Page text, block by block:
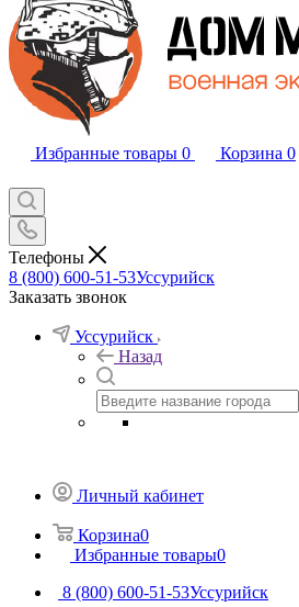
Избранные товары 0 Корзина 0
Телефоны
8 (800) 600-51-53Уссурийск
Заказать звонок
Уссурийск
Назад
Личный кабинет
Корзина0
Избранные товары0
8 (800) 600-51-53Уссурийск